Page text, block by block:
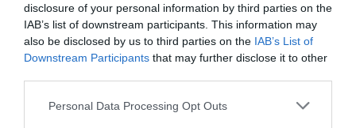
disclosure of your personal information by third parties on the
IAB’s list of downstream participants. This information may
also be disclosed by us to third parties on the IAB’s List of
Downstream Participants that may further disclose it to other
Please note that this website/app uses one or more Google
Personal Data Processing Opt Outs